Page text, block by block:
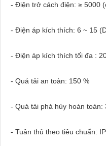
- Điện trở cách điện: ≥ 5000
- Điện áp kích thích: 6 ~ 15
- Điện áp kích thích tối đa :
- Quá tải an toàn: 150 %
- Quá tải phá hủy hoàn toàn:
- Tuân thủ theo tiêu chuẩn: